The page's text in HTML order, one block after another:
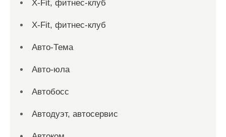
X-Fit, фитнес-клуб
X-Fit, фитнес-клуб
Авто-Тема
Авто-юла
Автобосс
Автодуэт, автосервис